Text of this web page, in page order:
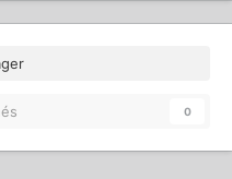
0